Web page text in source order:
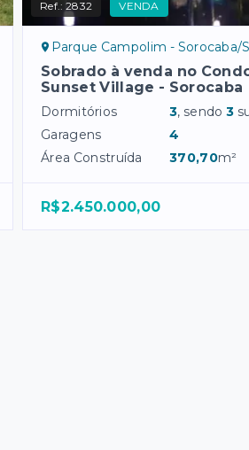
Ref.:2832 VENDA
Parque Campolim - Sorocaba/
Sobrado à venda no
Sunset Village - Sorocaba
Dormitórios 3, sendo3
Garagens
4
Área Construída
370,70m²
R$2.450.000,00